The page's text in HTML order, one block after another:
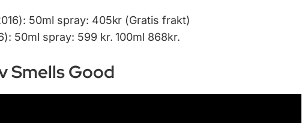
50ml spray: 405kr (Gratis frakt)
50ml spray: 599 kr. 100ml 868kr.
Smells Good